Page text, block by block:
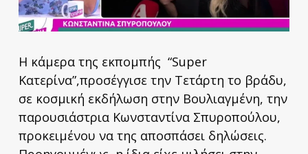
Η κάμερα της εκπομπής “Super
Κατερίνα”,προσέγγισε την Τετάρτη το βράδυ,
σε κοσμική εκδήλωση στην Βουλιαγμένη, την
παρουσιάστρια Κωνσταντίνα Σπυροπούλου,
προκειμένου να της αποσπάσει δηλώσεις.